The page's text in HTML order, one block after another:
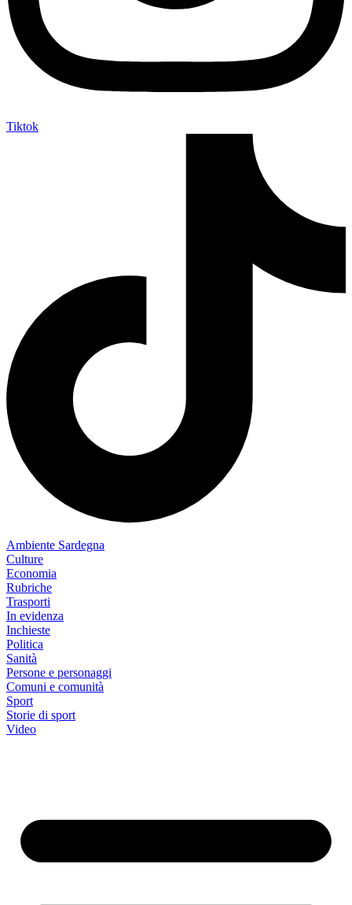
Tiktok
Ambiente Sardegna
Culture
Economia
Rubriche
Trasporti
In evidenza
Inchieste
Politica
Sanità
Persone e personaggi
Comuni e comunità
Sport
Storie di sport
Video